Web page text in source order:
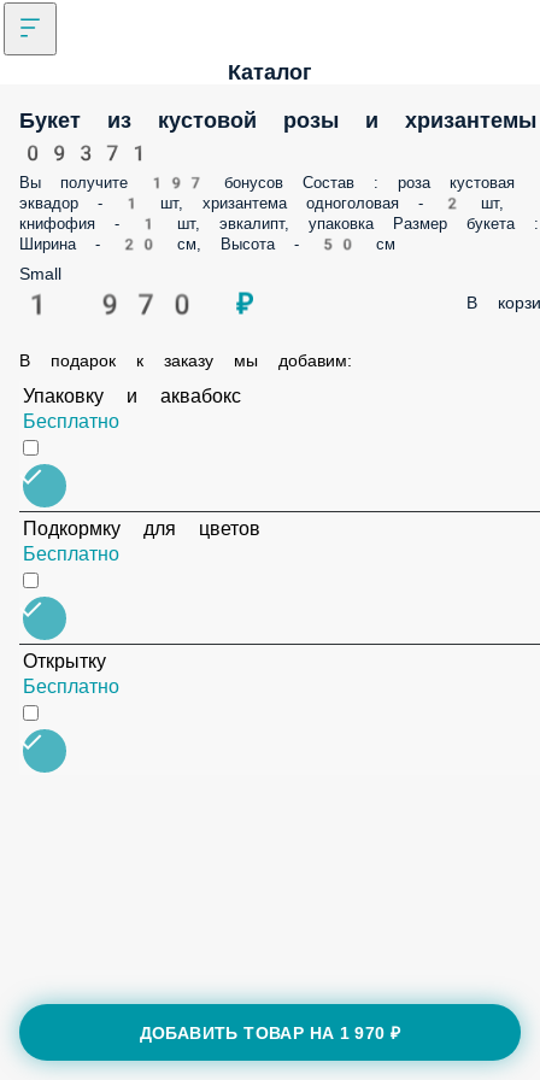
Каталог
Букет из кустовой розы и хризантемы
Вы получите 197 бонусов Состав : роза кустовая эквадор - 1 шт,
Размер букета : Ширина - 20 см, Высота - 50 см
Small
1 970 ₽
В подарок к заказу мы добавим:
Упаковку и аквабокс
Бесплатно
Подкормку для цветов
Бесплатно
Открытку
Бесплатно
ДОБАВИТЬ ТОВАР НА 1 970 ₽